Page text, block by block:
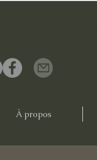
À propos